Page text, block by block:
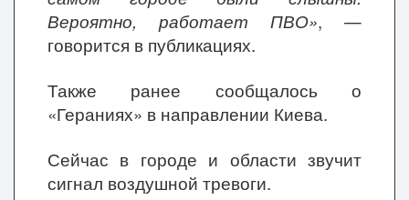
Вероятно, работает ПВО», —
говорится в публикациях.
Также ранее сообщалось о
«Гераниях» в направлении Киева.
Сейчас в городе и области звучит
сигнал воздушной тревоги.